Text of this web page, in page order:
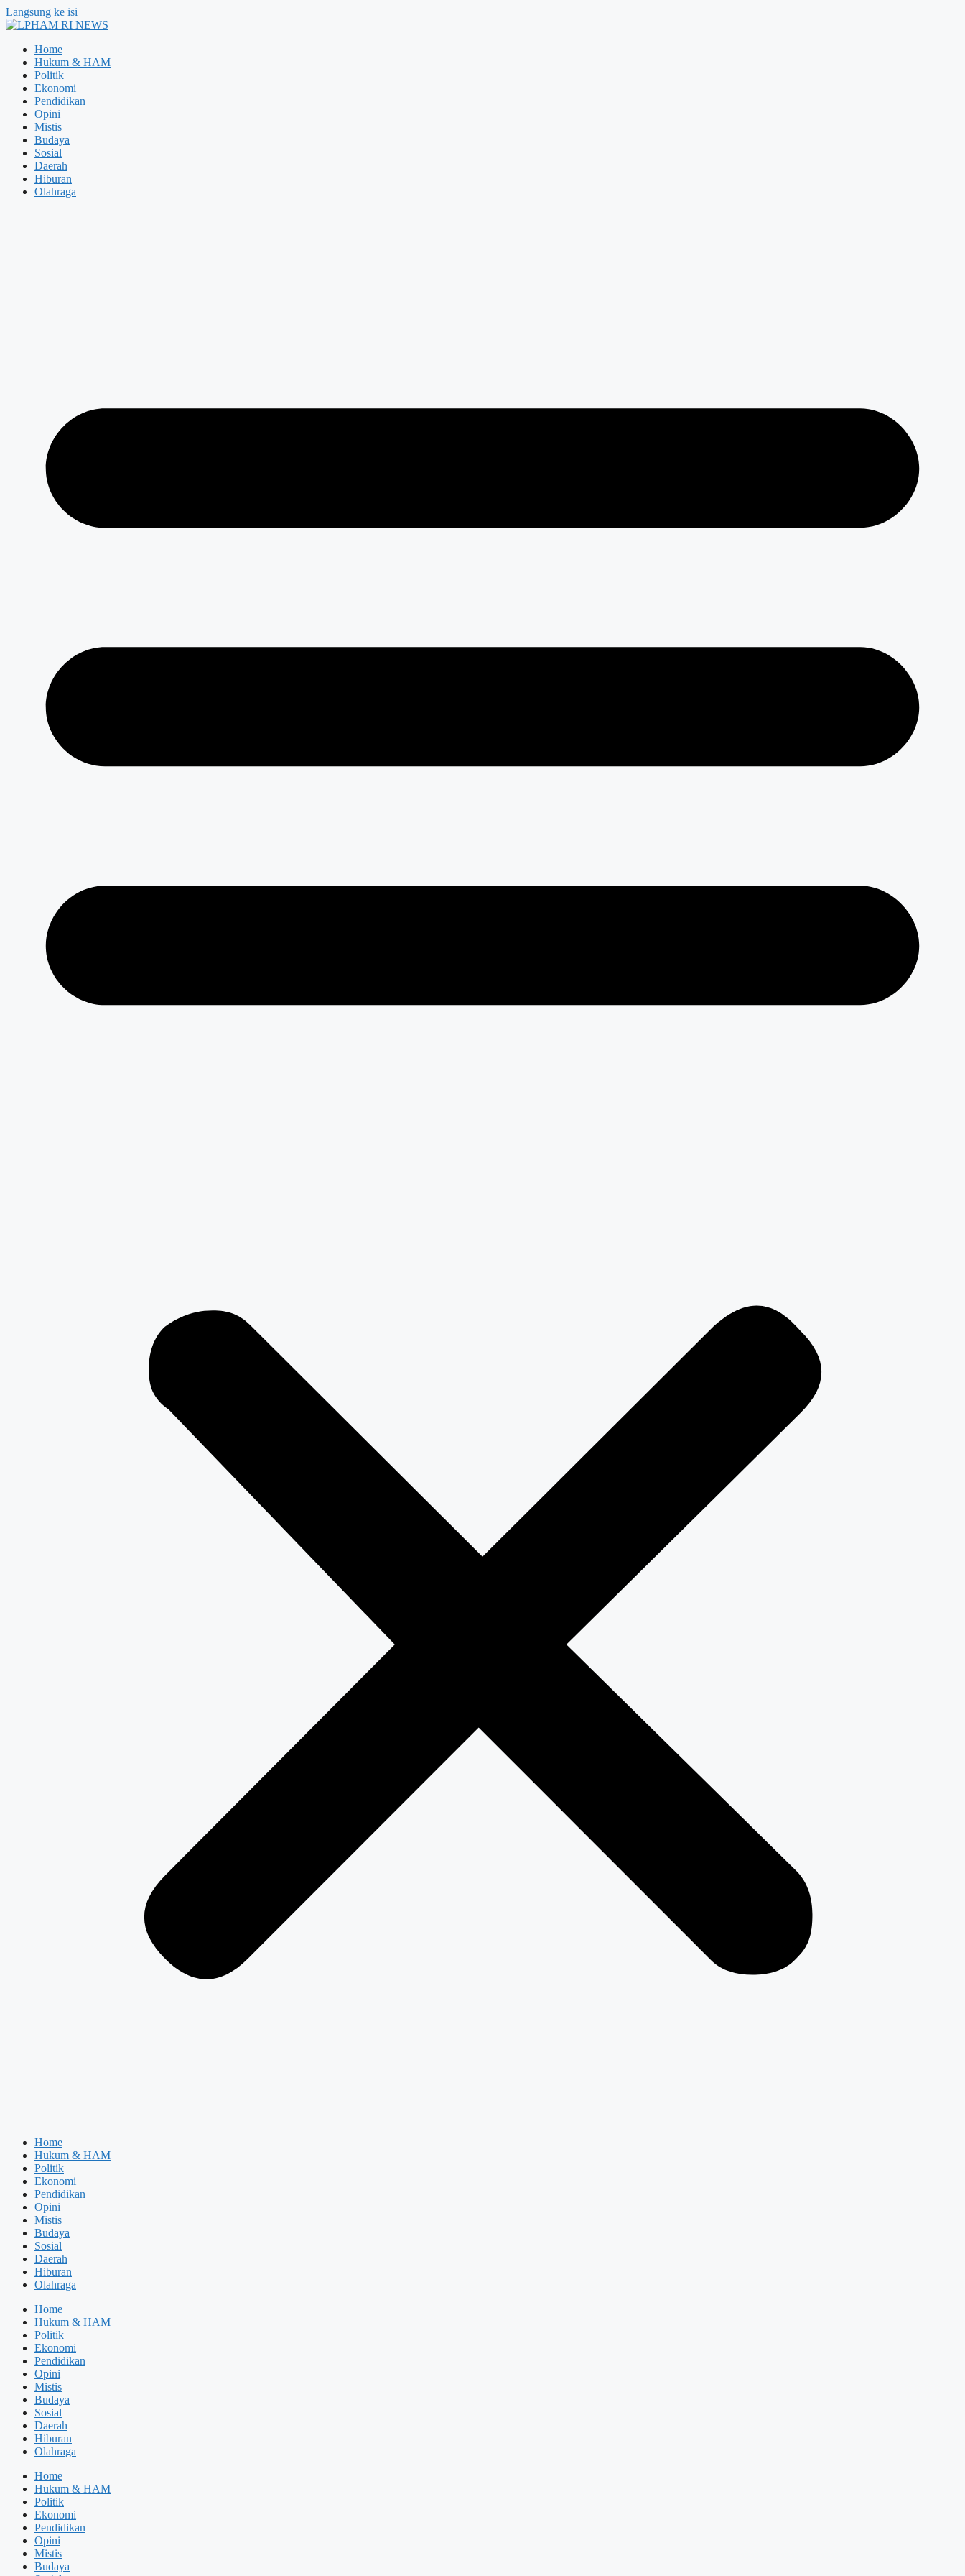
Langsung ke isi
Home
Hukum & HAM
Politik
Ekonomi
Pendidikan
Opini
Mistis
Budaya
Sosial
Daerah
Hiburan
Olahraga
Home
Hukum & HAM
Politik
Ekonomi
Pendidikan
Opini
Mistis
Budaya
Sosial
Daerah
Hiburan
Olahraga
Home
Hukum & HAM
Politik
Ekonomi
Pendidikan
Opini
Mistis
Budaya
Sosial
Daerah
Hiburan
Olahraga
Home
Hukum & HAM
Politik
Ekonomi
Pendidikan
Opini
Mistis
Budaya